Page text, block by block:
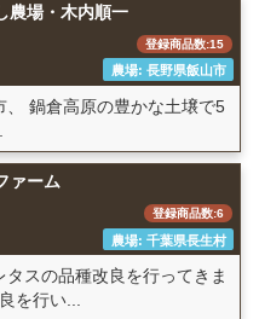
農場・木内順一
登録商品数:15
農場: 長野県飯山市
鍋倉高原の豊かな土壌で5
ァーム
登録商品数:6
農場: 千葉県長生村
スの品種改良を行ってきま
を行い...